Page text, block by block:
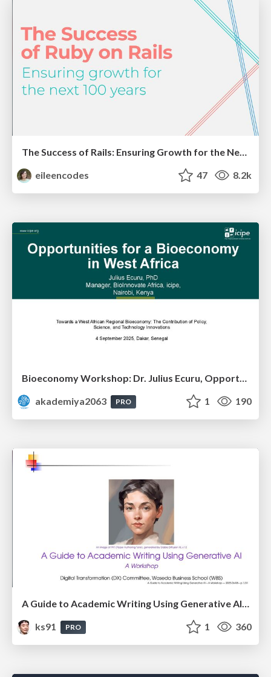
The Success of Rails: Ensuring Growth for the Next 100 Years
eileencodes
47 8.2k
Bioeconomy Workshop: Dr. Julius Ecuru, Opportunities for a Bioeconomy in West Africa
akademiya2063
PRO 1 190
A Guide to Academic Writing Using Generative AI - A Workshop
ks91
PRO 1 360